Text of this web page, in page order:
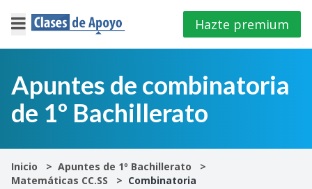
×
Iniciar
sesión
4º
E.S.O
Hazte premium
Apuntes de combinatoria
de 1º Bachillerato
Inicio
Apuntes de 1º Bachillerato
Matemáticas CC.SS
Combinatoria